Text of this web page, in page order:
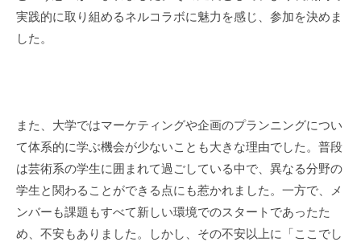
実践的に取り組めるネルコラボに魅力を感じ、参加を決めま
した。
また、大学ではマーケティングや企画のプランニングについ
て体系的に学ぶ機会が少ないことも大きな理由でした。普段
は芸術系の学生に囲まれて過ごしている中で、異なる分野の
学生と関わることができる点にも惹かれました。一方で、メ
ンバーも課題もすべて新しい環境でのスタートであったた
め、不安もありました。しかし、その不安以上に「ここでし